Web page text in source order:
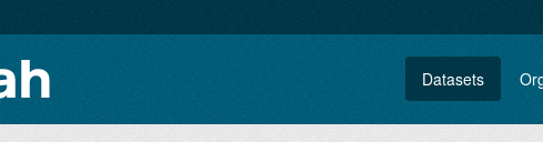
Datasets